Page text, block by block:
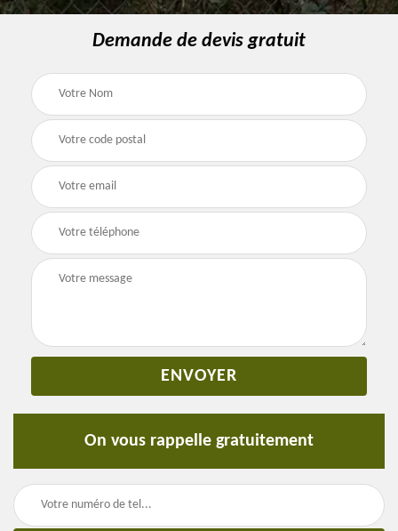
Demande de devis gratuit
On vous rappelle gratuitement